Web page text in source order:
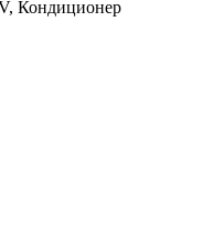
Кондиционер